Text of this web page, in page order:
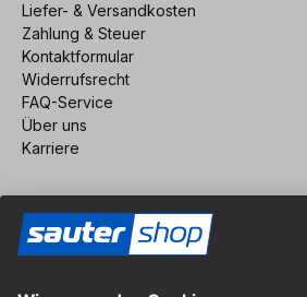
Liefer- & Versandkosten
Zahlung & Steuer
Kontaktformular
Widerrufsrecht
FAQ-Service
Über uns
Karriere